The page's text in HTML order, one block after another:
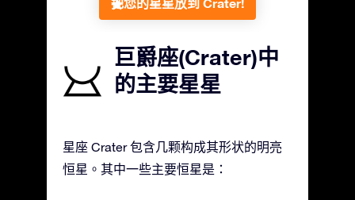
把您的星星放到 Crater!
巨爵座(Crater)中
的主要星星
星座 Crater 包含几颗构成其形状的明亮
恒星。其中一些主要恒星是：